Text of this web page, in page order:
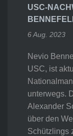
USC-
6 Aug. 2023
Nevio
USC, ist
unterwegs.
Alexander
über den
Schützlings